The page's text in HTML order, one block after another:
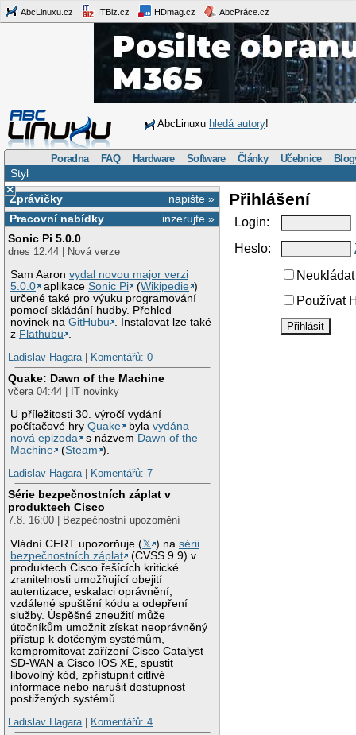
AbcLinuxu.cz ITBiz.cz HDmag.cz AbcPráce.cz
AbcLinuxu hledá autory!
Poradna FAQ Hardware Software Články Učebnice
Styl
×
napište »
Zprávičky
inzerujte »
Pracovní nabídky
Sonic Pi 5.0.0
dnes 12:44 | Nová verze
Sam Aaronvydal novou major verzi
5.0.0
aplikaceSonic Pi (Wikipedie )
určené také pro výuku programování
pomocí skládání hudby. Přehled
novinek naGitHubu
. Instalovat lze také
z Flathubu
Ladislav Hagara| Komentářů: 0
Quake: Dawn of the Machine
včera 04:44 | IT novinky
U příležitosti 30. výročí vydání
počítačové hryQuake bylavydána
nová epizoda
s názvem Dawn of the
Machine
(Steam ).
Ladislav Hagara| Komentářů: 7
Série bezpečnostních záplat v
produktech Cisco
7.8. 16:00 | Bezpečnostní upozornění
Vládní CERT upozorňuje (𝕏 ) nasérii
bezpečnostních záplat
(CVSS 9.9) v
produktech Cisco řešících kritické
zranitelnosti umožňující obejití
autentizace, eskalaci oprávnění,
vzdálené spuštění kódu a odepření
služby. Úspěšné zneužití může
útočníkům umožnit získat neoprávněný
přístup k dotčeným systémům,
kompromitovat zařízení Cisco Catalyst
SD-WAN a Cisco IOS XE, spustit
libovolný kód, zpřístupnit citlivé
informace nebo narušit dostupnost
postižených systémů.
Ladislav Hagara| Komentářů: 4
Přihlášení
Login:
Heslo:
Používat